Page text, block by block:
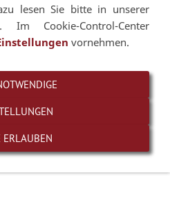
lesen Sie bitte in unserer
. Im Cookie-Control-Center
vornehmen.
ERLAUBEN